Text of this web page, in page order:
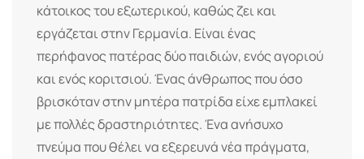
κάτοικος του εξωτερικού, καθώς ζει και
εργάζεται στην Γερμανία. Είναι ένας
περήφανος πατέρας δύο παιδιών, ενός αγοριού
και ενός κοριτσιού. Ένας άνθρωπος που όσο
βρισκόταν στην μητέρα πατρίδα είχε εμπλακεί
με πολλές δραστηριότητες. Ένα ανήσυχο
πνεύμα που θέλει να εξερευνά νέα πράγματα,